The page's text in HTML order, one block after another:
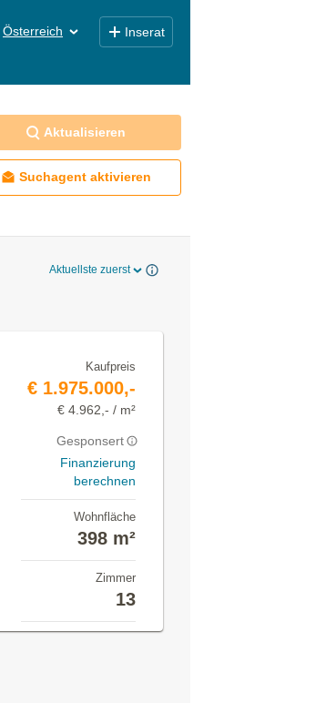
Österreich Inserat
Aktualisieren
Suchagent aktivieren
Aktuellste zuerst
Kaufpreis
€ 1.975.000,-
€ 4.962,- / m²
Gesponsert
Finanzierung
berechnen
Wohnfläche
398 m²
Zimmer
13